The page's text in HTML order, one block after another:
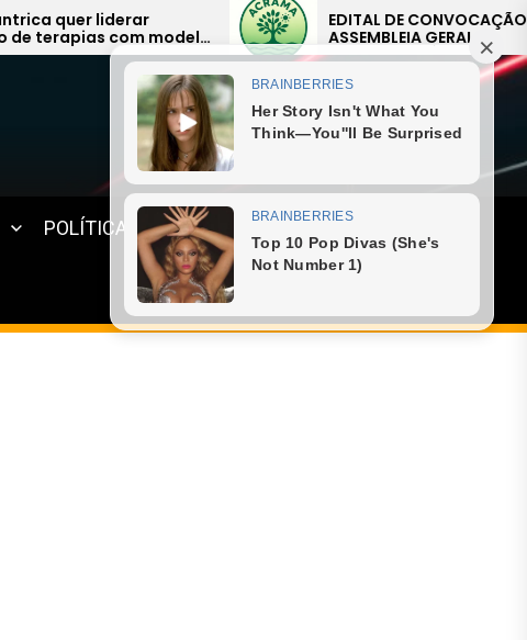
EDITAL DE CONVOCAÇÃO –
ASSEMBLEIA GERAL
EXTRAORDINÁRIA
Menu
POLÍTICA GASTRONOMIA ESPORTE